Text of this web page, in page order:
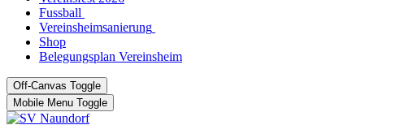
Fussball
Vereinsheimsanierung
Shop
Belegungsplan Vereinsheim
Off-Canvas Toggle
Mobile Menu Toggle